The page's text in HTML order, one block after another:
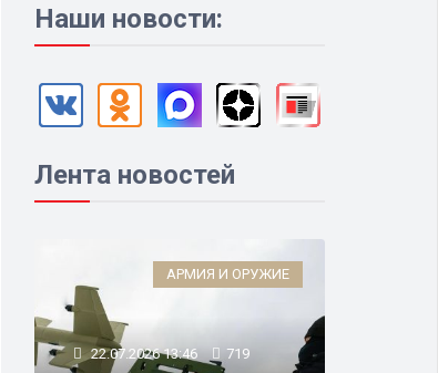
Наши новости:
Лента новостей
АРМИЯ И ОРУЖИЕ
22.07.2026 13:46 719